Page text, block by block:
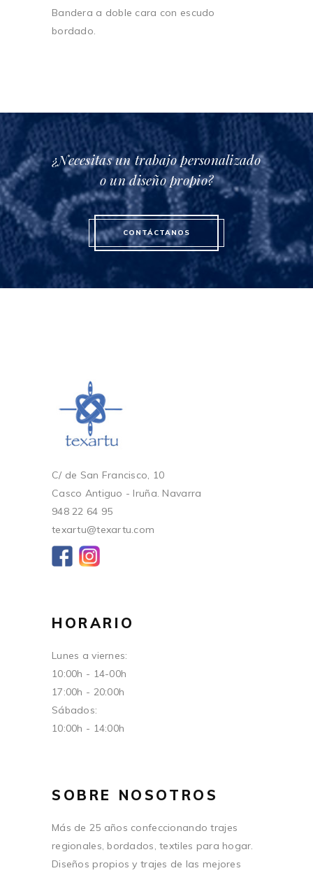
Bandera a doble cara con escudo
bordado.
¿Necesitas un trabajo personalizado
o un diseño propio?
CONTÁCTANOS
C/ de San Francisco, 10
Casco Antiguo - Iruña. Navarra
948 22 64 95
texartu@texartu.com
HORARIO
Lunes a viernes:
10:00h - 14-00h
17:00h - 20:00h
Sábados:
10:00h - 14:00h
SOBRE NOSOTROS
Más de 25 años confeccionando trajes
regionales, bordados, textiles para hogar.
Diseños propios y trajes de las mejores